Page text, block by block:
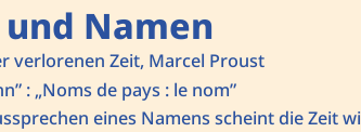
Namen
verlorenen Zeit, Marcel Proust
: „Noms de pays : le nom”
eines Namens scheint die Zeit